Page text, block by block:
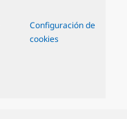
Configuración de
cookies